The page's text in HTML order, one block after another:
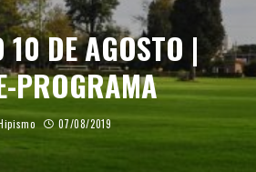
10 DE AGOSTO |
PROGRAMA
07/08/2019